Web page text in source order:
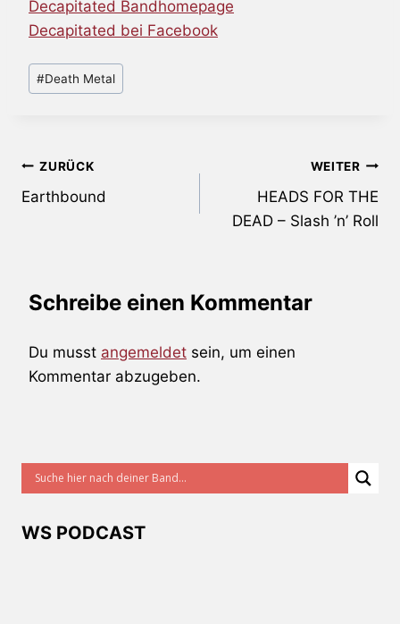
Decapitated Bandhomepage
Decapitated bei Facebook
Schlagworte:
#Death Metal
Beitragsnavigation
ZURÜCK
Earthbound
WEITER
HEADS FOR THE
DEAD – Slash ’n’ Roll
Schreibe einen Kommentar
Du musst angemeldet sein, um einen
Kommentar abzugeben.
WS PODCAST